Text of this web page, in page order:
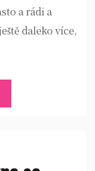
a rádi a
daleko více,